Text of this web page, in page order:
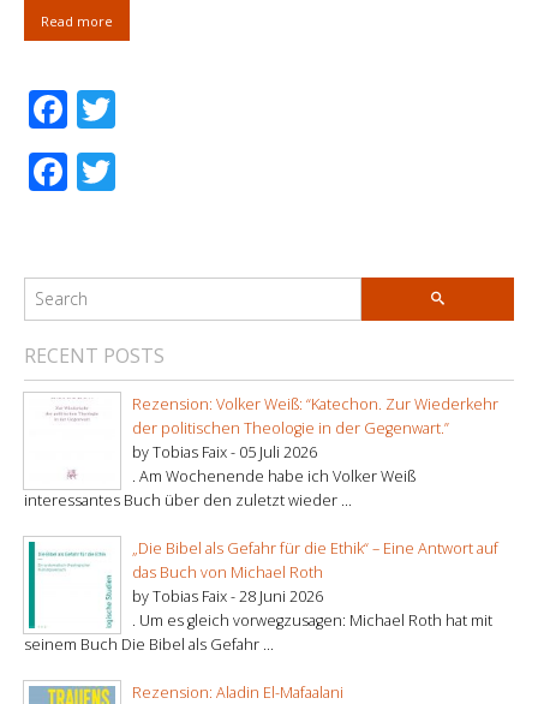
Read more
Facebook
Facebook
RECENT POSTS
Rezension: Volker Weiß: “Katechon. Zur Wiederkehr
der politischen Theologie in der Gegenwart.”
by Tobias Faix - 05 Juli 2026
. Am Wochenende habe ich Volker Weiß
interessantes Buch über den zuletzt wieder ...
„Die Bibel als Gefahr für die Ethik“ – Eine Antwort auf
das Buch von Michael Roth
by Tobias Faix -28 Juni 2026
. Um es gleich vorwegzusagen: Michael Roth hat mit
seinem Buch Die Bibel als Gefahr ...
Rezension: Aladin El-Mafaalani